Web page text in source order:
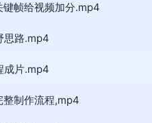
帧给视频加分.mp4
思路.mp4
成片.mp4
整制作流程,mp4